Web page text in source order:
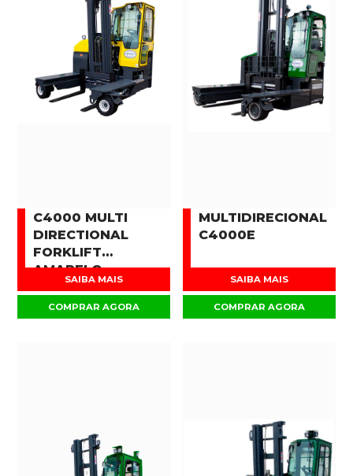
C4000 MULTI
DIRECTIONAL
FORKLIFT
AMARELO
SAIBA MAIS
COMPRAR AGORA
MULTIDIRECIONAL
C4000E
SAIBA MAIS
COMPRAR AGORA